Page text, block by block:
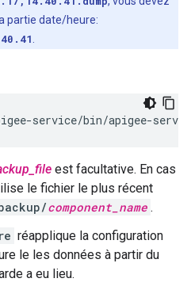
partie date/heure:
service/bin/apigee-
est facultative. En cas
le fichier le plus récent
component_name .
réapplique la configuration
le les données à partir du
a eu lieu.